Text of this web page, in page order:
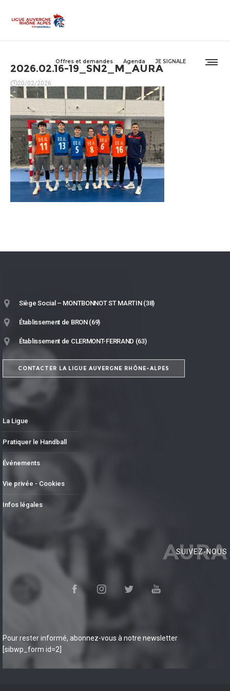
Offres et demandes Agenda JE SIGNALE
2026.02.16-19_SN2_M_AURA
20/02/2026
Siège Social – MONTBONNOT ST MARTIN (38)
Établissement de BRON (69)
Établissement de CLERMONT-FERRAND (63)
CONTACTER LA LIGUE AUVERGNE RHÔNE-ALPES
La Ligue
Pratiquer le Handball
Événements
Vie privée - Cookies
Infos légales
AURA
SUIVEZ-NOUS
Pour rester informé, abonnez-vous à notre newsletter
[sibwp_form id=2]